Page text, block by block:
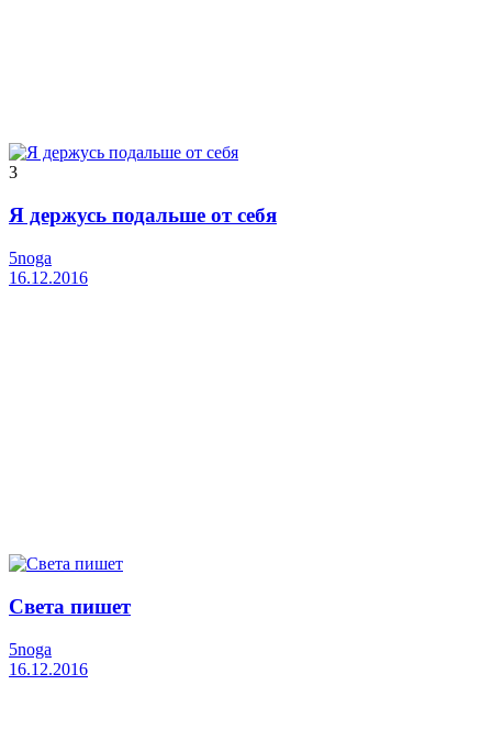
3
Я держусь подальше от себя
5noga
16.12.2016
Света пишет
5noga
16.12.2016